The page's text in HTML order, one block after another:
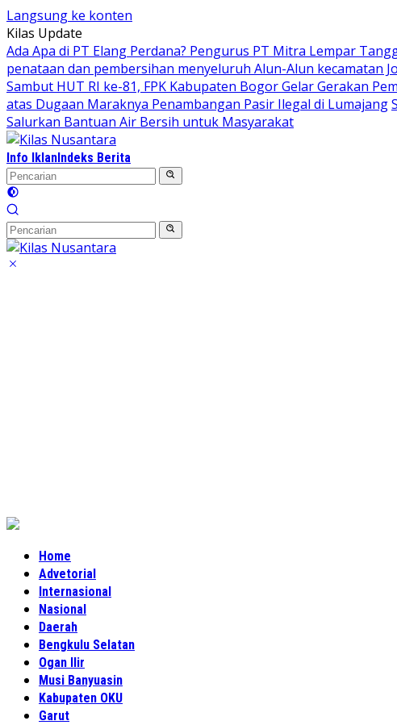
Langsung ke konten
Kilas Update
Ada Apa di PT Elang Perdana? Pengurus PT Mitra Lempar
penataan dan pembersihan menyeluruh Alun-Alun kecamatan
Sambut HUT RI ke-81, FPK Kabupaten Bogor Gelar Gerakan
atas Dugaan Maraknya Penambangan Pasir Ilegal di Lumajang
Salurkan Bantuan Air Bersih untuk Masyarakat
Info IklanIndeks Berita
Home
Advetorial
Internasional
Nasional
Daerah
Bengkulu Selatan
Ogan Ilir
Musi Banyuasin
Kabupaten OKU
Garut